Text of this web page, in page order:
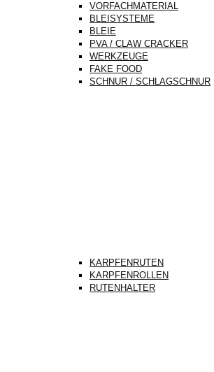
VORFACHMATERIAL
BLEISYSTEME
BLEIE
PVA / CLAW CRACKER
WERKZEUGE
FAKE FOOD
SCHNUR / SCHLAGSCHNUR
KARPFENRUTEN
KARPFENROLLEN
RUTENHALTER